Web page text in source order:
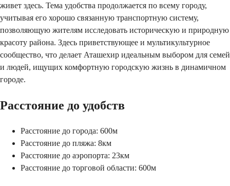
живет здесь. Тема удобства продолжается по всему городу,
учитывая его хорошо связанную транспортную систему,
позволяющую жителям исследовать историческую и природную
красоту района. Здесь приветствующее и мультикультурное
сообщество, что делает Аташехир идеальным выбором для семей
и людей, ищущих комфортную городскую жизнь в динамичном
городе.
Расстояние до удобств
Расстояние до города: 600м
Расстояние до пляжа: 8км
Расстояние до аэропорта: 23км
Расстояние до торговой области: 600м